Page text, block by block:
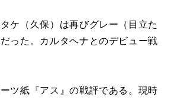
ケ（久保）は再びグレー（目立た
った。カルタヘナとのデビュー戦
ツ紙『アス』の戦評である。現時